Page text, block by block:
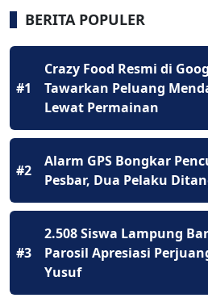
BERITA POPULER
#1
Crazy Food Resmi di
Tawarkan Peluang
Lewat Permainan
#2
Alarm GPS Bongkar
Pesbar, Dua Pelaku
#3
2.508 Siswa Lampung
Parosil Apresiasi
Yusuf